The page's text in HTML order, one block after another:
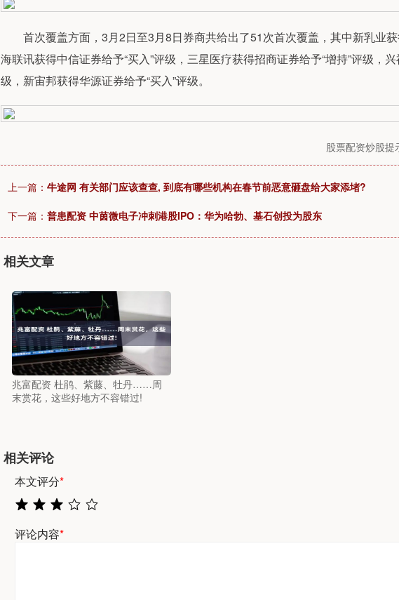
首次覆盖方面，3月2日至3月8日券商共给出了51次首次覆盖，其中新乳业获
海联讯获得中信证券给予“买入”评级，三星医疗获得招商证券给予“增持”评级，
级，新宙邦获得华源证券给予“买入”评级。
股票配资炒股提
上一篇： 牛途网 有关部门应该查查, 到底有哪些机构在春节前恶意砸盘给大家添堵?
下一篇： 普患配资 中茵微电子冲刺港股IPO：华为哈勃、基石创投为股东
相关文章
兆富配资 杜鹃、紫藤、牡丹……周
末赏花，这些好地方不容错过!
相关评论
本文评分*
评论内容*